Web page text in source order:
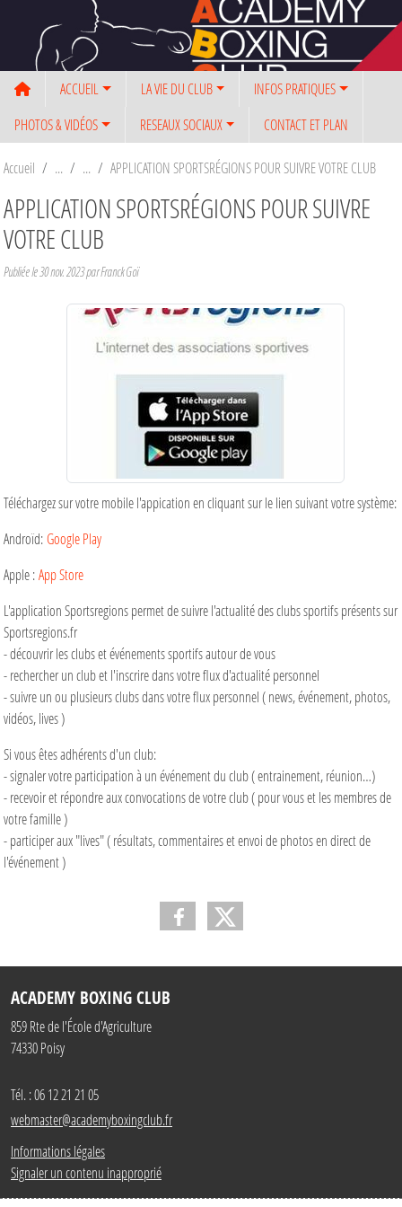
ACCUEIL LA VIE DU CLUB
INFOS PRATIQUES
PHOTOS & VIDÉOS
RESEAUX SOCIAUX CONTACT ET PLAN
Accueil APPLICATION SPORTSRÉGIONS POUR SUIVRE VOTRE CLUB
APPLICATION SPORTSRÉGIONS POUR SUIVRE
VOTRE CLUB
Publiée le 30 nov. 2023par Franck Goï
Téléchargez sur votre mobile l'appication en cliquant sur le lien suivant votre système:
Androïd:Google Play
Apple :App Store
L'application Sportsregions permet de suivre l'actualité des clubs sportifs présents sur
Sportsregions.fr
- découvrir les clubs et événements sportifs autour de vous
- rechercher un club et l'inscrire dans votre flux d'actualité personnel
- suivre un ou plusieurs clubs dans votre flux personnel ( news, événement, photos,
vidéos, lives )
Si vous êtes adhérents d'un club:
- signaler votre participation à un événement du club ( entrainement, réunion…)
- recevoir et répondre aux convocations de votre club ( pour vous et les membres de
votre famille )
- participer aux "lives" ( résultats, commentaires et envoi de photos en direct de
l'événement )
ACADEMY BOXING CLUB
859 Rte de l'École d'Agriculture
74330Poisy
Tél. :06 12 21 21 05
webmaster@academyboxingclub.fr
Informations légales
Signaler un contenu inapproprié
Panneau de gestion des cookies